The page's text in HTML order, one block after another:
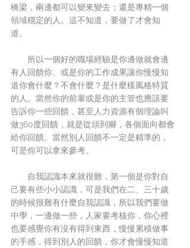
橋梁，兩邊都可以變來變去；還是專精一個
領域穩定的人。這不知道，要做了才會知
道。
所以一個好的職場經驗是你邊做就會邊
有人回饋你。或是你的工作成果讓你慢慢知
道你會什麼？不會什麼？是什麼樣風格特質
的人。當然你的前輩或是你的主管也應該要
告訴你一些回饋，甚至人力資源有個理論叫
做360度回饋，就是從頭到腳，各個面向都會
給你回饋。當然別人回饋不一定是精準的，
可是你可以拿來參考。
自我認識本來就很難，第一個是你對自
己要有些小小認識，可是我們在二、三十歲
的時候很難有什麼自我認識，所以我們要做
中學，一邊做一些，人家要考核你，你心裡
也要感覺你有沒有得到東西，慢慢累積做事
的手感，得到別人的回饋，你才會慢慢知道